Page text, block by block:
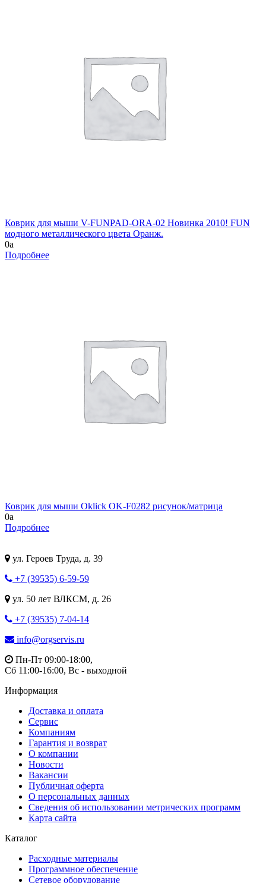
Коврик для мыши V-FUNPAD-ORA-02 Новинка 2010! FUN
модного металлического цвета Оранж.
0a
Подробнее
Коврик для мыши Oklick OK-F0282 рисунок/матрица
0a
Подробнее
ул. Героев Труда, д. 39
+7 (39535) 6-59-59
ул. 50 лет ВЛКСМ, д. 26
+7 (39535) 7-04-14
info@orgservis.ru
Пн-Пт 09:00-18:00,
Сб 11:00-16:00, Вс - выходной
Информация
Доставка и оплата
Сервис
Компаниям
Гарантия и возврат
О компании
Новости
Вакансии
Публичная оферта
О персональных данных
Сведения об использовании метрических программ
Карта сайта
Каталог
Расходные материалы
Программное обеспечение
Сетевое оборудование